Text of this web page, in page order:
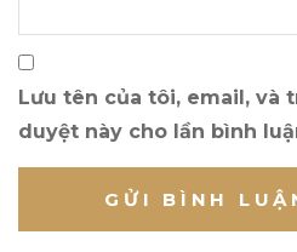
Lưu tên của tôi, email, và
duyệt này cho lần bình